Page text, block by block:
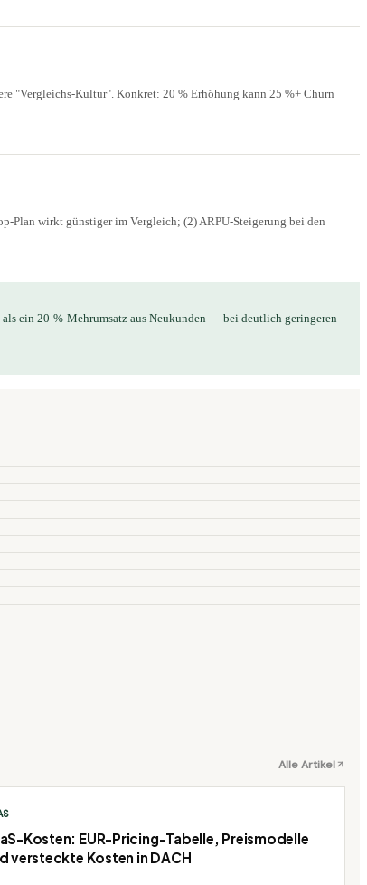
"Vergleichs-Kultur". Konkret: 20 % Erhöhung kann 25 %+ Churn
Plan wirkt günstiger im Vergleich; (2) ARPU-Steigerung bei den
ein 20-%-Mehrumsatz aus Neukunden — bei deutlich geringeren
Alle Artikel
Kosten: EUR-Pricing-Tabelle, Preismodelle
versteckte Kosten in DACH